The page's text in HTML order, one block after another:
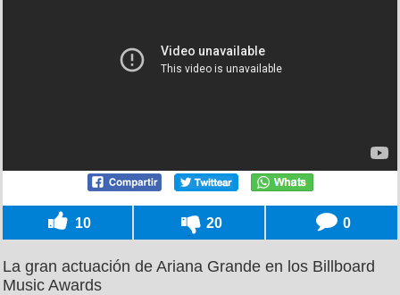
10 20 0
La gran actuación de Ariana Grande en los Billboard
Music Awards